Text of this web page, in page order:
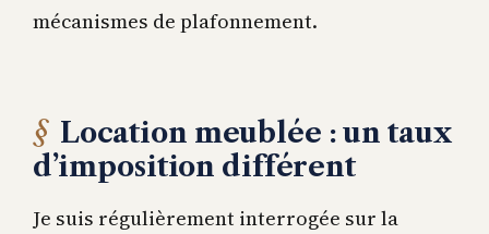
mécanismes de plafonnement.
Location meublée : un taux
d’imposition différent
Je suis régulièrement interrogée sur la